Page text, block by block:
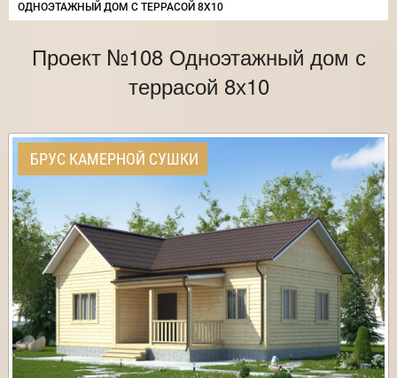
CURRENT:
ОДНОЭТАЖНЫЙ ДОМ С ТЕРРАСОЙ 8Х10
Проект №108 Одноэтажный дом с
террасой 8х10
БРУС КАМЕРНОЙ СУШКИ